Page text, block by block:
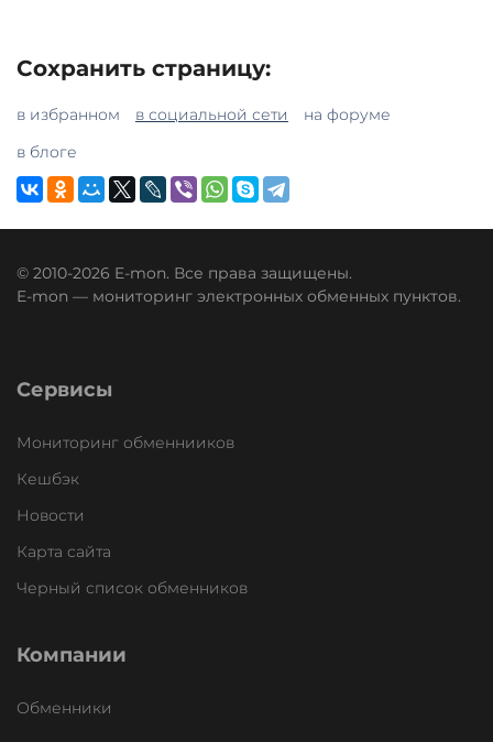
Сохранить страницу:
в избранном в социальной сети
на форуме
в блоге
© 2010-2026 E-mon. Все права защищены.
E-mon — мониторинг электронных обменных пунктов.
Сервисы
Мониторинг обменнииков
Кешбэк
Новости
Карта сайта
Черный список обменников
Компании
Обменники